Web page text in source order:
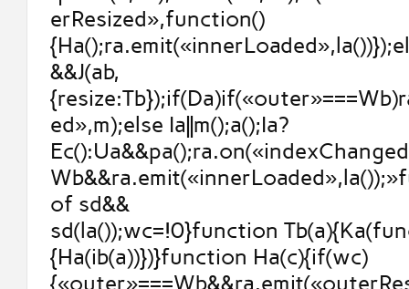
erResized»,function()
&&J(ab,
ed»,m);else Ia||m();a();Ia?
of sd&&
sd(la());wc=!0}function
{Ha(ib(a))})}function Ha(c){if(wc)